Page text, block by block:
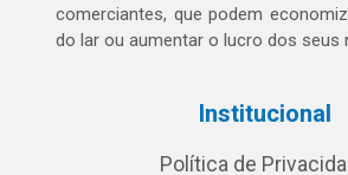
comerciantes, que podem
do lar ou aumentar o lucro dos seus
Institucional
Política de